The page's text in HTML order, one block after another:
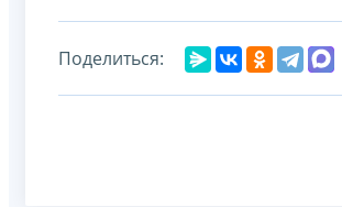
Поделиться: